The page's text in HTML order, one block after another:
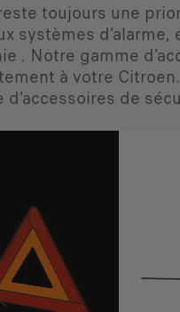
toujours une
systèmes
. Notre gamme
à votre
de